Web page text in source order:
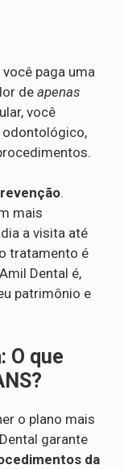
você paga uma
de apenas
você
odontológico,
.
mais
a visita até
tratamento é
Dental é,
patrimônio e
O que
o plano mais
garante
da